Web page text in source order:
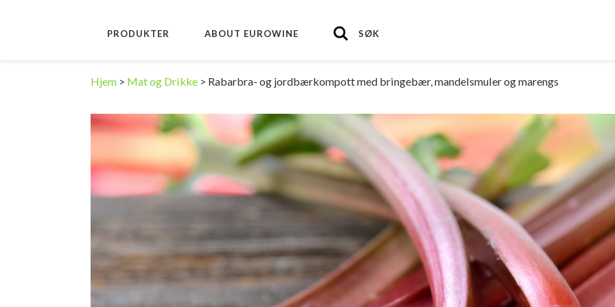
PRODUKTER ABOUT EUROWINE SØK
Hjem> Mat og Drikke> Rabarbra- og jordbærkompott med bringebær, mandelsmuler og marengs